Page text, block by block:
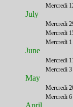
Mercredi
July
Mercredi
Mercredi
Mercredi
June
Mercredi
Mercredi
May
Mercredi
Mercredi
April